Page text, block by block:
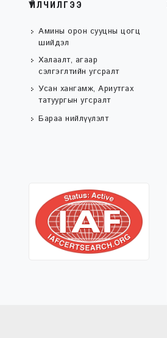
ҮЙЛЧИЛГЭЭ
Амины орон сууцны цогц
шийдэл
Халаалт, агаар
сэлгэглтийн угсралт
Усан хангамж, Ариутгах
татуургын угсралт
Бараа нийлүүлэлт